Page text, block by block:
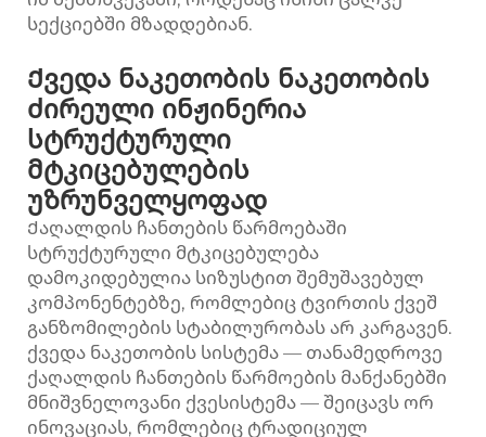
სექციებში მზადდებიან.
Ქვედა ნაკეთობის ნაკეთობის
ძირეული ინჟინერია
სტრუქტურული
მტკიცებულების
უზრუნველყოფად
Ქაღალდის ჩანთების წარმოებაში
სტრუქტურული მტკიცებულება
დამოკიდებულია სიზუსტით შემუშავებულ
კომპონენტებზე, რომლებიც ტვირთის ქვეშ
განზომილების სტაბილურობას არ კარგავენ.
ქვედა ნაკეთობის სისტემა — თანამედროვე
ქაღალდის ჩანთების წარმოების მანქანებში
მნიშვნელოვანი ქვესისტემა — შეიცავს ორ
ინოვაციას, რომლებიც ტრადიციულ